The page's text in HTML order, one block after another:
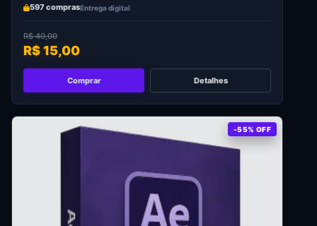
597 comprasEntrega digital
R$ 40,00
R$ 15,00
Comprar Detalhes
-55% OFF